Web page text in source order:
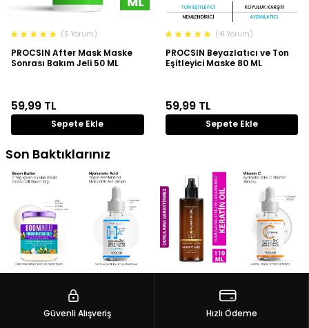
(5 Yorum)
PROCSIN After Mask Maske
Sonrası Bakım Jeli 50 ML
59,99 TL
Sepete Ekle
(41 Yorum)
PROCSIN Beyazlatıcı ve Ton
Eşitleyici Maske 80 ML
59,99TL
Sepete Ekle
Son Baktıklarınız
Güvenli Alışveriş Hızlı Ödeme